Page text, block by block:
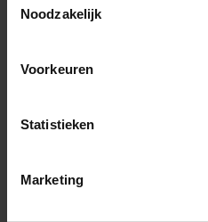
Noodzakelijk
Voorkeuren
Statistieken
Marketing
Eikenhout heeft een
stokers vanwege het hoge
warmteopbrengst heeft u
want haardblokken van
anderhalf uur. Daarmee
efficiënt te stoken heeft u